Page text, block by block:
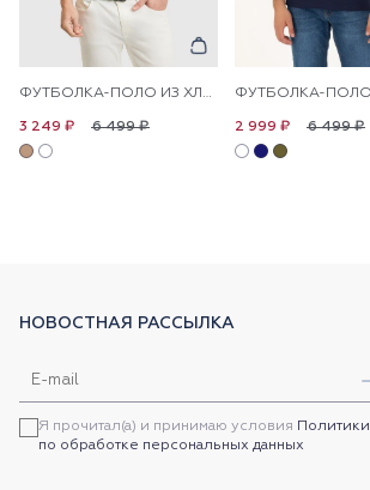
ФУТБОЛКА-ПОЛО ИЗ ХЛОПКА С КОНТРАСТНОЙ ОКАНТОВКОЙ
6 499 ₽
3 249 ₽ 6 499 ₽
2 999 ₽
НОВОСТНАЯ РАССЫЛКА
Я прочитал(а) и принимаю условия Политики
по обработке персональных данных